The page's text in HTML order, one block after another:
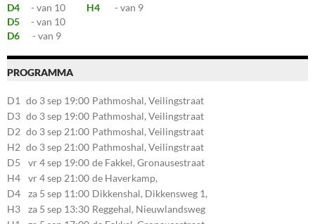
D4
- van 10 H4
- van 9
D5
- van 10
D6
- van 9
PROGRAMMA
D1 do 3 sep 19:00 Pathmoshal, Veilingstraat
20, 7545LZ Enschede
D3 do 3 sep 19:00 Pathmoshal, Veilingstraat
20, 7545LZ Enschede
D2 do 3 sep 21:00 Pathmoshal, Veilingstraat
20, 7545LZ Enschede
H2 do 3 sep 21:00 Pathmoshal, Veilingstraat
20, 7545LZ Enschede
D5 vr 4 sep 19:00 de Fakkel, Gronausestraat
107, 7581CE Losser
H4 vr 4 sep 21:00 de Haverkamp,
Stationsstraat 30, 7475AM
Markelo
D4 za 5 sep 11:00 Dikkenshal, Dikkensweg 1,
7641CC Wierden
H3 za 5 sep 13:30 Reggehal, Nieuwlandsweg
1, 7461VP Rijssen